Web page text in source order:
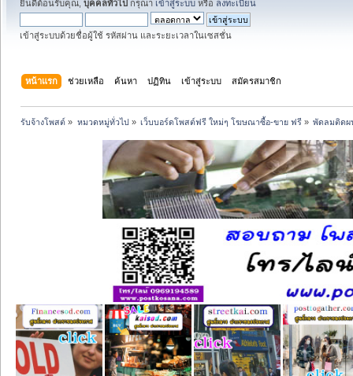
ยินดีต้อนรับคุณ, บุคคลทั่วไป กรุณา เข้าสู่ระบบ หรือ ลงทะเบียน
เข้าสู่ระบบด้วยชื่อผู้ใช้ รหัสผ่าน และระยะเวลาในเซสชั่น
หน้าแรก ช่วยเหลือ ค้นหา ปฏิทิน เข้าสู่ระบบ สมัครสมาชิก
รับจ้างโพสต์ » หมวดหมู่ทั่วไป» เว็บบอร์ดโพสต์ฟรี ใหม่ๆ โฆษณาซื้อ-ขาย ฟรี» พัดลมติดผ